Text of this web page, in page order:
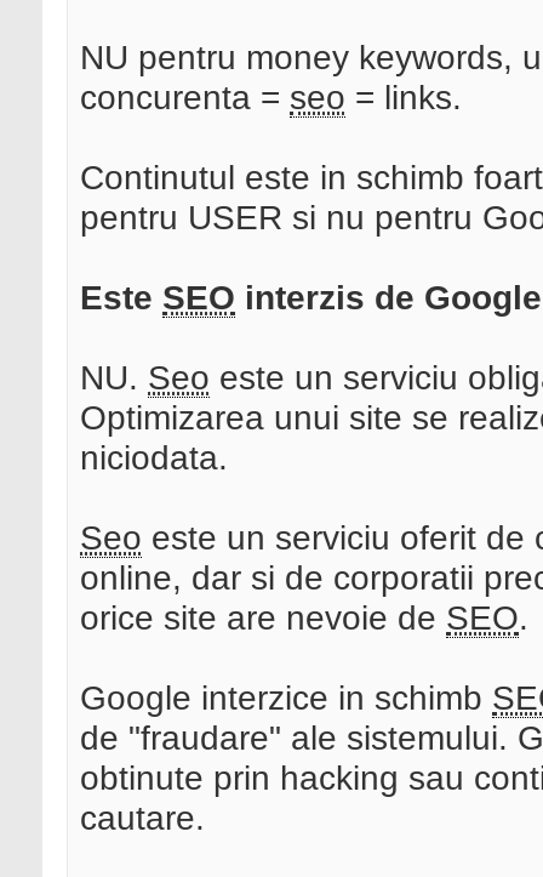
NU pentru money keywords,
concurenta = seo = links.
Continutul este in schimb
pentru USER si nu pentru
Este SEO interzis de
NU. Seo este un serviciu
Optimizarea unui site se
niciodata.
Seo este un serviciu oferit de
online, dar si de corporatii
orice site are nevoie de SEO.
Google interzice in schimb
de "fraudare" ale sistemului.
obtinute prin hacking sau
cautare.